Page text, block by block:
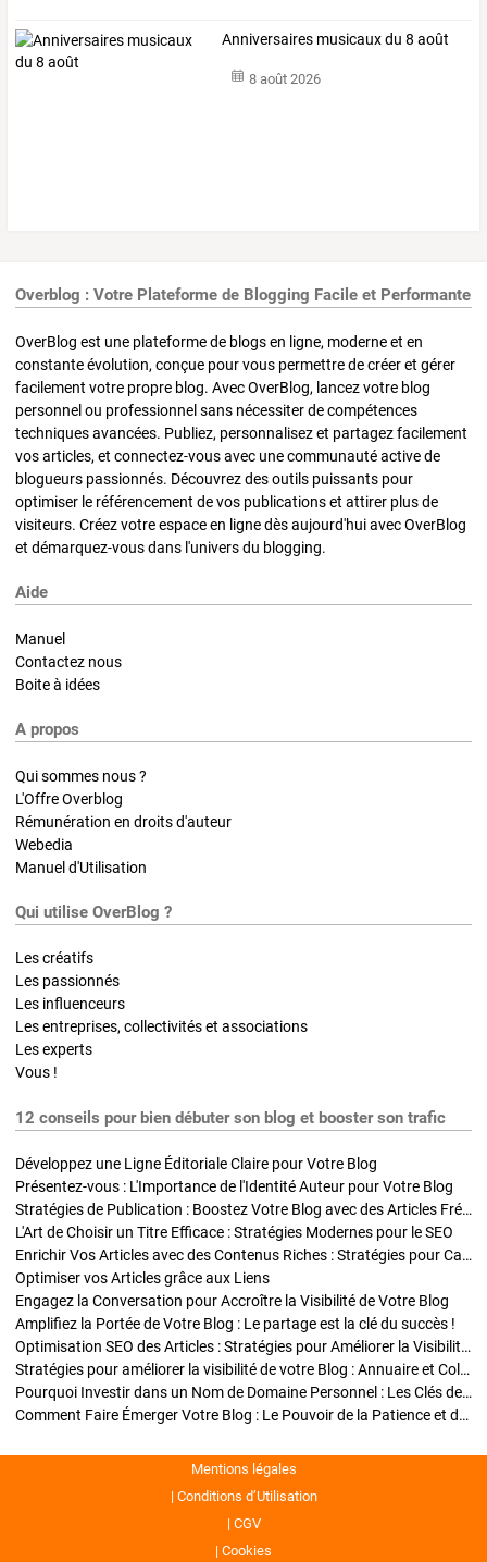
Anniversaires musicaux du 8 août
8 août 2026
Overblog : Votre Plateforme de Blogging Facile et Performante
OverBlog est une plateforme de blogs en ligne, moderne et en
constante évolution, conçue pour vous permettre de créer et gérer
facilement votre propre blog. Avec OverBlog, lancez votre blog
personnel ou professionnel sans nécessiter de compétences
techniques avancées. Publiez, personnalisez et partagez facilement
vos articles, et connectez-vous avec une communauté active de
blogueurs passionnés. Découvrez des outils puissants pour
optimiser le référencement de vos publications et attirer plus de
visiteurs. Créez votre espace en ligne dès aujourd'hui avec OverBlog
et démarquez-vous dans l'univers du blogging.
Aide
Manuel
Contactez nous
Boite à idées
A propos
Qui sommes nous ?
L'Offre Overblog
Rémunération en droits d'auteur
Webedia
Manuel d'Utilisation
Qui utilise OverBlog ?
Les créatifs
Les passionnés
Les influenceurs
Les entreprises, collectivités et associations
Les experts
Vous !
12 conseils pour bien débuter son blog et booster son trafic
Développez une Ligne Éditoriale Claire pour Votre Blog
Présentez-vous : L'Importance de l'Identité Auteur pour Votre Blog
Stratégies de Publication : Boostez Votre Blog avec des Articles Fréquents et Exclusifs
L'Art de Choisir un Titre Efficace : Stratégies Modernes pour le SEO
Enrichir Vos Articles avec des Contenus Riches : Stratégies pour Captiver et Optimiser
Optimiser vos Articles grâce aux Liens
Engagez la Conversation pour Accroître la Visibilité de Votre Blog
Amplifiez la Portée de Votre Blog : Le partage est la clé du succès !
Optimisation SEO des Articles : Stratégies pour Améliorer la Visibilité de Votre Blog
Stratégies pour améliorer la visibilité de votre Blog : Annuaire et Collaborations
Pourquoi Investir dans un Nom de Domaine Personnel : Les Clés de la Réussite de Votre Blog
Comment Faire Émerger Votre Blog : Le Pouvoir de la Patience et de la Persévérance
Mentions légales
Conditions d’Utilisation
CGV
Cookies